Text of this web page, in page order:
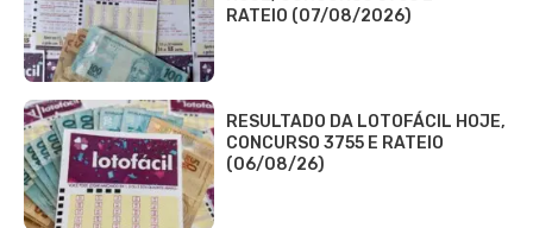
RATEIO (07/08/2026)
RESULTADO DA LOTOFÁCIL HOJE,
CONCURSO 3755 E RATEIO
(06/08/26)